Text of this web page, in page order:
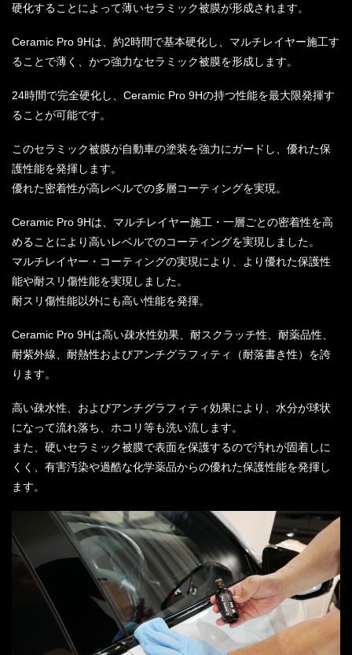
硬化することによって薄いセラミック被膜が形成されます。
Ceramic Pro 9Hは、約2時間で基本硬化し、マルチレイヤー施工す
ることで薄く、かつ強力なセラミック被膜を形成します。
24時間で完全硬化し、Ceramic Pro 9Hの持つ性能を最大限発揮す
ることが可能です。
このセラミック被膜が自動車の塗装を強力にガードし、優れた保
護性能を発揮します。
優れた密着性が高レベルでの多層コーティングを実現。
Ceramic Pro 9Hは、マルチレイヤー施工・一層ごとの密着性を高
めることにより高いレベルでのコーティングを実現しました。
マルチレイヤー・コーティングの実現により、より優れた保護性
能や耐スリ傷性能を実現しました。
耐スリ傷性能以外にも高い性能を発揮。
Ceramic Pro 9Hは高い疎水性効果、耐スクラッチ性、耐薬品性、
耐紫外線、耐熱性およびアンチグラフィティ（耐落書き性）を誇
ります。
高い疎水性、およびアンチグラフィティ効果により、水分が球状
になって流れ落ち、ホコリ等も洗い流します。
また、硬いセラミック被膜で表面を保護するので汚れが固着しに
くく、有害汚染や過酷な化学薬品からの優れた保護性能を発揮し
ます。